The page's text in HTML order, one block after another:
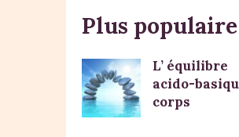
Plus populaire
L’ équilibre
acido-
corps